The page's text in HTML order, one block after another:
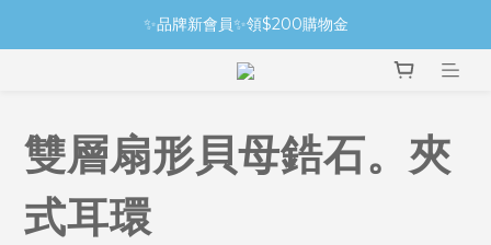
✨品牌新會員✨領$200購物金
雙層扇形貝母鋯石。夾
式耳環